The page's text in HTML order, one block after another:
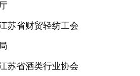
苏省财贸轻纺工会
苏省酒类行业协会